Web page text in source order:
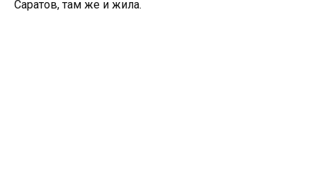
Саратов, там же и жила.